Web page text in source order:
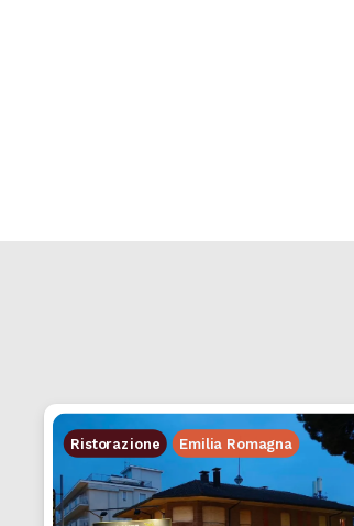
Ristorazione Emilia Romagna